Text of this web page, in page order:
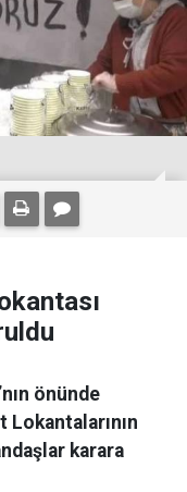
önünde
Lokantalarının
karara